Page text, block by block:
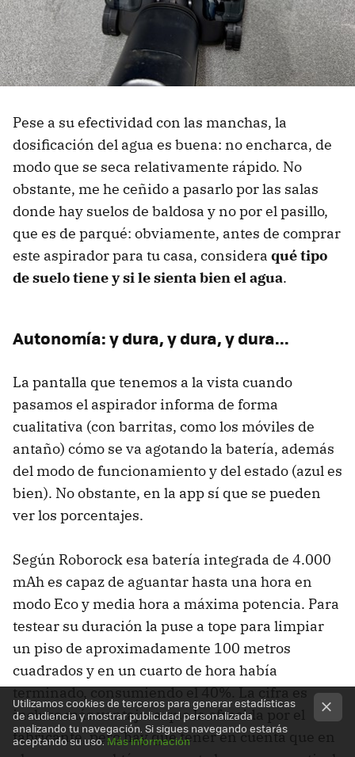
Pese a su efectividad con las manchas, la
dosificación del agua es buena: no encharca, de
modo que se seca relativamente rápido. No
obstante, me he ceñido a pasarlo por las salas
donde hay suelos de baldosa y no por el pasillo,
que es de parqué: obviamente, antes de comprar
este aspirador para tu casa, considera qué tipo
de suelo tiene y si le sienta bien el agua.
Autonomía: y dura, y dura, y dura...
La pantalla que tenemos a la vista cuando
pasamos el aspirador informa de forma
cualitativa (con barritas, como los móviles de
antaño) cómo se va agotando la batería, además
del modo de funcionamiento y del estado (azul es
bien). No obstante, en la app sí que se pueden
ver los porcentajes.
Según Roborock esa batería integrada de 4.000
mAh es capaz de aguantar hasta una hora en
modo Eco y media hora a máxima potencia. Para
testear su duración la puse a tope para limpiar
un piso de aproximadamente 100 metros
cuadrados y en un cuarto de hora había
terminado, consumiendo el 40%. La cifra es
incluso más ventajosa que la ofrecida por el
fabricante, pero hay que tener en cuenta que en
Utilizamos cookies de terceros para generar estadísticas
de audiencia y mostrar publicidad personalizada
analizando tu navegación. Si sigues navegando estarás
aceptando su uso.Más información